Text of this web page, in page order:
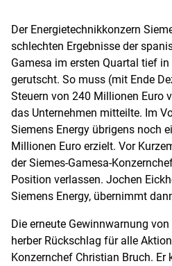
Der Energietechnikkonzern
schlechten Ergebnisse der
Gamesa im ersten Quartal tief
gerutscht. So muss (mit Ende
Steuern von 240 Millionen Euro
das Unternehmen mitteilte. Im
Siemens Energy übrigens noch
Millionen Euro erzielt. Vor
der Siemes-Gamesa-
Position verlassen. Jochen
Siemens Energy, übernimmt
Die erneute Gewinnwarnung
herber Rückschlag für alle
Konzernchef Christian Bruch. Er